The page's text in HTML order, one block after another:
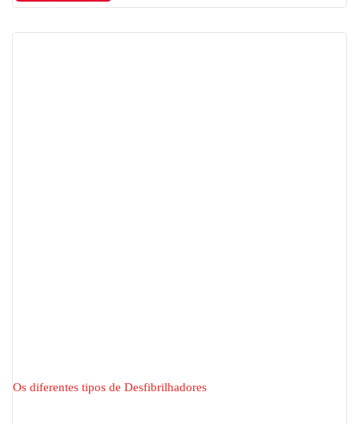
Os diferentes tipos de Desfibrilhadores